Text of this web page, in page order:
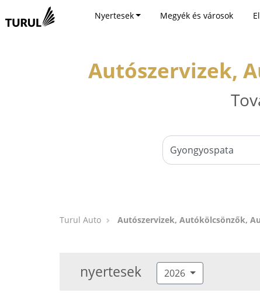
Nyertesek Megyék és városok
Autószervizek,
Turul Auto Autószervizek, Autókölcsönzők,
nyertesek 2026